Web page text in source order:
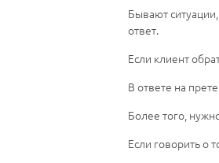
Бывают
ответ.
Если клиент
В ответе на
Более того,
Если говорить о